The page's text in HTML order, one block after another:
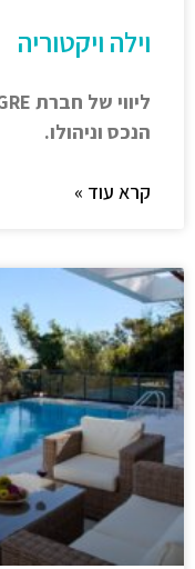
וילה ויקטוריה
הנכס וניהולו.
קרא עוד »